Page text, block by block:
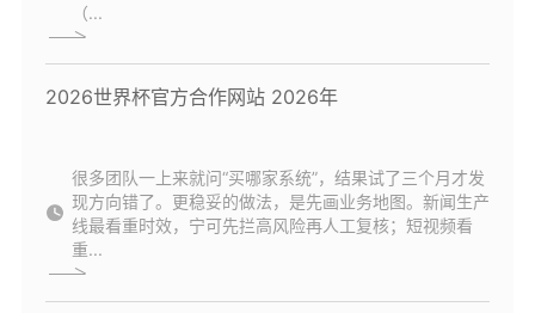
（...
2026世界杯官方合作网站 2026年
很多团队一上来就问“买哪家系统”，结果试了三个月才发
现方向错了。更稳妥的做法，是先画业务地图。新闻生产
线最看重时效，宁可先拦高风险再人工复核；短视频看
重...